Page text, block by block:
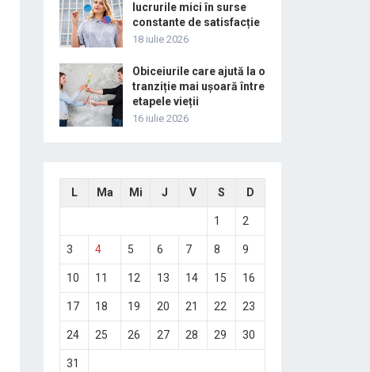
lucrurile mici în surse
constante de satisfacție
18 iulie 2026
Obiceiurile care ajută la o
tranziție mai ușoară între
etapele vieții
16 iulie 2026
L Ma Mi J V S D
1 2
3 4 5 6 7 8 9
10 11 12 13 14 15 16
17 18 19 20 21 22 23
24 25 26 27 28 29 30
31